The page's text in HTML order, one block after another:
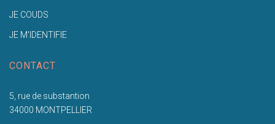
JE COUDS
JE M'IDENTIFIE
CONTACT
5, rue de substantion
34000 MONTPELLIER